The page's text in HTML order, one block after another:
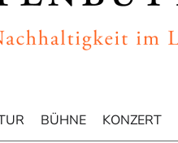
BÜHNE KONZERT